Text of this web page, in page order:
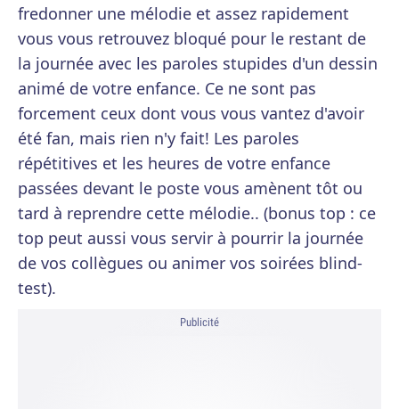
fredonner une mélodie et assez rapidement
vous vous retrouvez bloqué pour le restant de
la journée avec les paroles stupides d'un dessin
animé de votre enfance. Ce ne sont pas
forcement ceux dont vous vous vantez d'avoir
été fan, mais rien n'y fait! Les paroles
répétitives et les heures de votre enfance
passées devant le poste vous amènent tôt ou
tard à reprendre cette mélodie.. (bonus top : ce
top peut aussi vous servir à pourrir la journée
de vos collègues ou animer vos soirées blind-
test).
Publicité